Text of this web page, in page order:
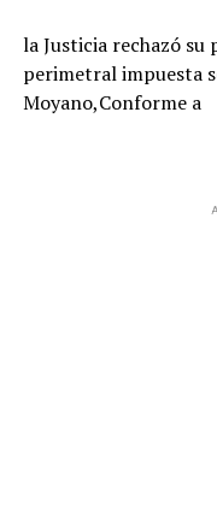
la Justicia rechazó su
perimetral impuesta
Moyano,Conforme a